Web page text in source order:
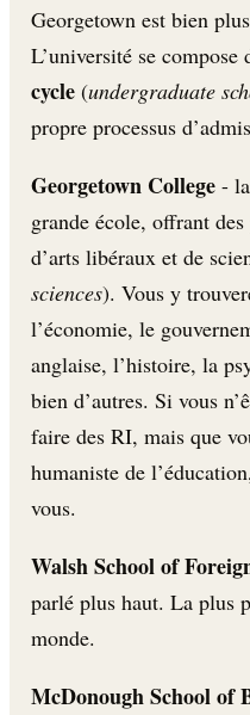
Georgetown est bien
L’université se compose
cycle (undergraduate
propre processus
Georgetown College -
grande école, offrant
d’arts libéraux et de
sciences). Vous y
l’économie, le
anglaise, l’histoire, la
bien d’autres. Si vous
faire des RI, mais que
humaniste de
vous.
Walsh School of
parlé plus haut. La plus
monde.
McDonough School of